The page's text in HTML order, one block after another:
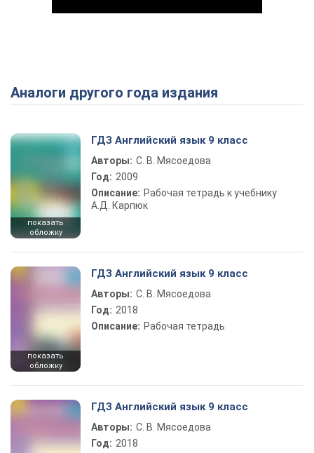
Play Video
Аналоги другого года издания
показать
обложку
ГДЗ Английский язык 9 класс
Авторы: С. В. Мясоедова
Год: 2009
Описание: Рабочая тетрадь к учебнику
А.Д. Карпюк
показать
обложку
ГДЗ Английский язык 9 класс
Авторы: С. В. Мясоедова
Год: 2018
Описание: Рабочая тетрадь
ГДЗ Английский язык 9 класс
Авторы: С. В. Мясоедова
Год: 2018